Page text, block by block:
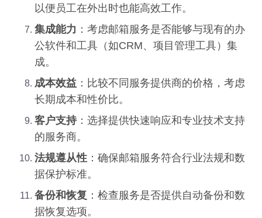
以便员工在外出时也能高效工作。
集成能力 ：考虑邮箱服务是否能够与现有的办
公软件和工具（如CRM、项目管理工具）集
成。
成本效益 ：比较不同服务提供商的价格，考虑
长期成本和性价比。
客户支持：选择提供快速响应和专业技术支持
的服务商。
法规遵从性 ：确保邮箱服务符合行业法规和数
据保护标准。
备份和恢复 ：检查服务是否提供自动备份和数
据恢复选项。